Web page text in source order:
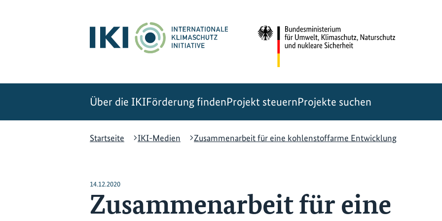
Über die IKIFörderung findenProjekt steuernProjekte suchen
Startseite
IKI-Medien Zusammenarbeit für eine kohlenstoffarme Entwicklung
14.12.2020
Zusammenarbeit für eine